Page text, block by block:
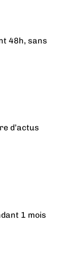
48h, sans
d’actus
1 mois